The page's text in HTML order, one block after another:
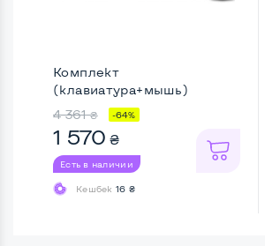
Комплект
(клавиатура+мышь)
A4Tech FG1010 Bla ...
4 361 ₴ -64%
1 570 ₴
Есть в наличии
Кешбек 16 ₴